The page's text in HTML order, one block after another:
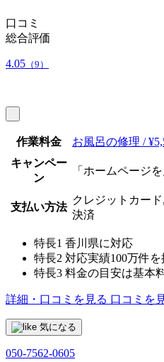
口コミ
総合評価
4.05 （9）
作業料金
お風呂の修理 /
キャンペー
ン
「ホームページ
支払い方法
クレジットカー
決済
特長1 香川県に対応
特長2 対応実績100万件を
特長3 料金の目安は基本
詳細・口コミを見る 口コミを
気になる
050-7562-0605